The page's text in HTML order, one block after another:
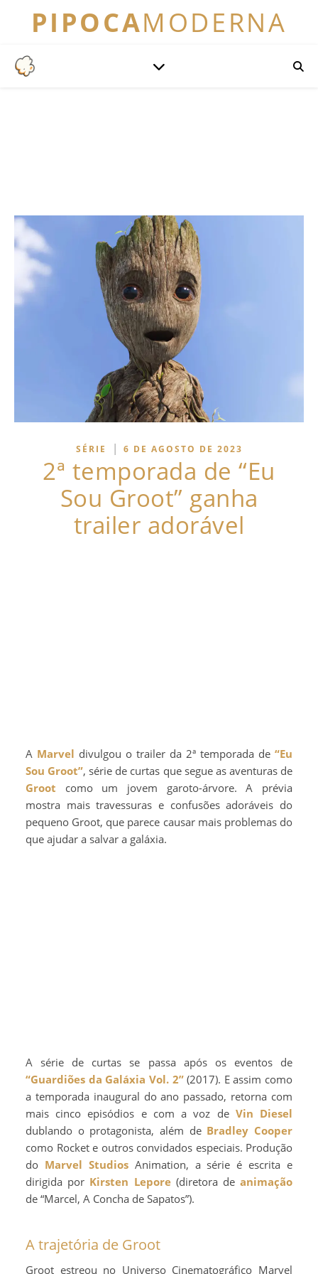
PIPOCAMODERNA
SÉRIE | 6 DE AGOSTO DE 2023
2ª temporada de “Eu
Sou Groot” ganha
trailer adorável
Marvel divulgou o trailer da 2ª temporada de “Eu
Sou Groot”, série de curtas que segue as aventuras de
Groot como um jovem garoto-árvore. A prévia
mostra mais travessuras e confusões adoráveis do
pequeno Groot, que parece causar mais problemas do
que ajudar a salvar a galáxia.
A série de curtas se passa após os eventos de
“Guardiões da Galáxia Vol. 2”(2017). E assim como
a temporada inaugural do ano passado, retorna com
mais cinco episódios e com a voz de Vin Diesel
dublando o protagonista, além de Bradley Cooper
como Rocket e outros convidados especiais. Produção
do Marvel StudiosAnimation, a série é escrita e
dirigida por Kirsten Lepore(diretora deanimação
de “Marcel, A Concha de Sapatos”).
A trajetória de Groot
Groot estreou no Universo Cinematográfico Marvel